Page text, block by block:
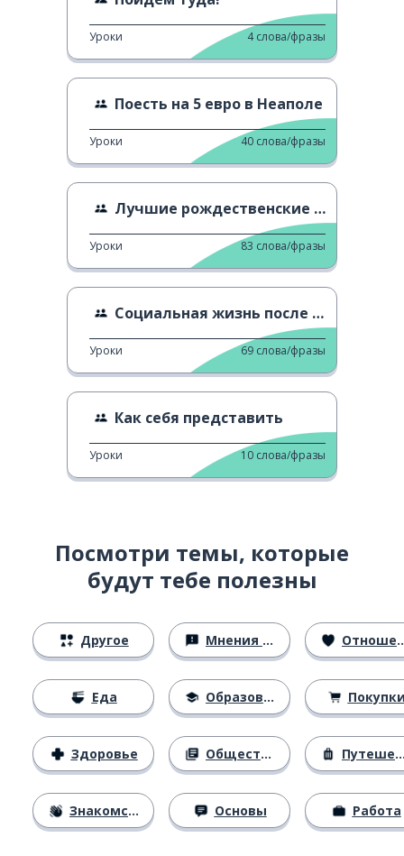
Уроки 4 слова/фразы
Поесть на 5 евро в Неаполе
Уроки 40 слова/фразы
Лучшие рождественские рынки
Уроки 83 слова/фразы
Социальная жизнь после Covid
Уроки 69 слова/фразы
Как себя представить
Уроки 10 слова/фразы
Посмотри темы, которые
будут тебе полезны
Другое
Еда
Здоровье
Знакомство
Мнения и убеждения
Образование
Общество
Основы
Отношения
Путешествия
Работа